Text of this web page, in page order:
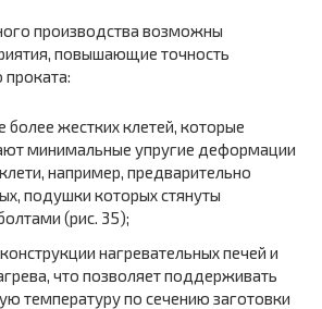
производства возможны
повышающие точность
более жестких клетей, которые
минимальные упругие деформации
например, предварительно
подушки которых стянуты
(рис. 35);
нагревательных печей и
что позволяет поддерживать
температуру по сечению заготовки